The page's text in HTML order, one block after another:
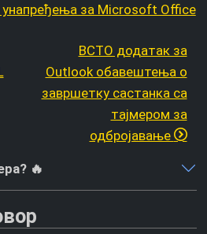
унапређења за Microsoft Office
ВСТО додатак за
Outlook обавештења о
завршетку састанка са
тајмером за
одбројавање
🔥